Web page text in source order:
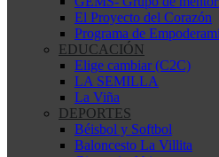
El Proyecto del Corazón
Programa de
EDUCACIÓN
Elige cambiar (C2C)
LA SEMILLA
La Viña
DEPORTES
Béisbol y Softbol
Baloncesto La Villita